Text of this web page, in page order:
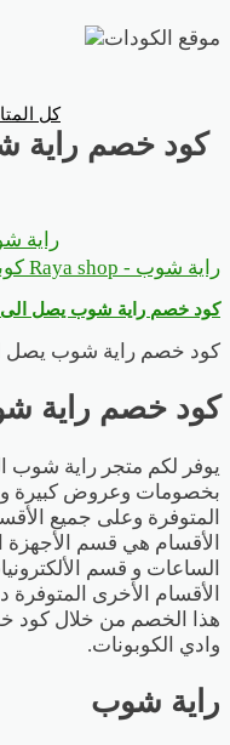
كل
كود خصم
راية شوب - Raya shop كوبون
كود خصم راية شوب يصل الى 35% على كافة المنتجات
كود خصم راية شوب يصل الى 35% يوفر
كود خصم راية
يوفر لكم متجر راية شوب
المتوفرة وعلى جميع
الأقسام هي قسم الأجهزة
الساعات و قسم
الأقسام الأخرى
هذا الخصم من خلال كود
وادي الكوبونات.
راية شوب